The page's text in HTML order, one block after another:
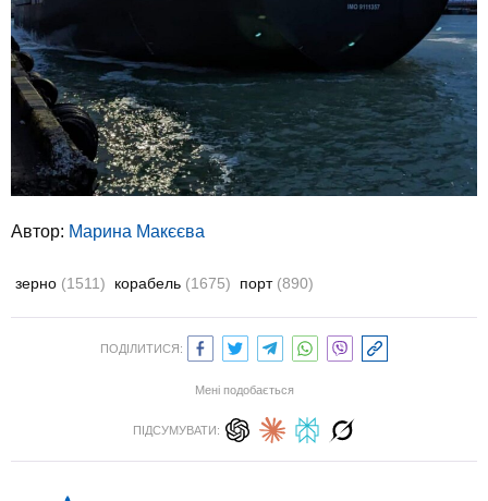
Автор: Марина Макєєва
зерно (1511) корабель (1675) порт (890)
ПОДІЛИТИСЯ:
Мені подобається
ПІДСУМУВАТИ: